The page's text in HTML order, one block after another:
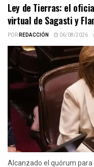
Ley de Tierras: el
virtual de Sagasti y
PORREDACCIÓN 06/08/2026
Alcanzado el quórum para